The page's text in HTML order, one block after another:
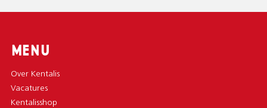
MENU
Over Kentalis
Vacatures
Kentalisshop